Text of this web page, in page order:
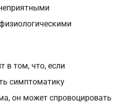
в том, что, если
симптоматику
он может спровоцировать